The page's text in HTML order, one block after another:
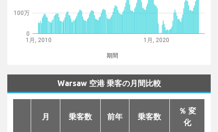
1月, 2010 1月, 2020
期間
0
100万
Warsaw 空港 乗客の月間比較
月 乗客数 前年 乗客数
％ 変
化